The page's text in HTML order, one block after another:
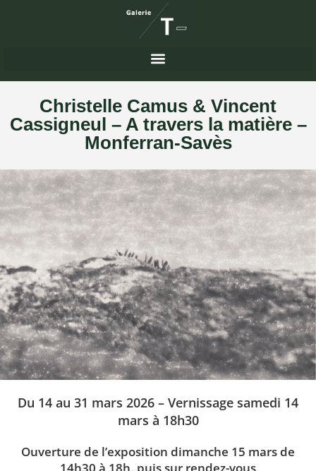
Christelle Camus & Vincent
Cassigneul – A travers la matière –
Monferran-Savès
Du 14 au 31 mars 2026 – Vernissage samedi 14
mars à 18h30
Ouverture de l’exposition dimanche 15 mars de